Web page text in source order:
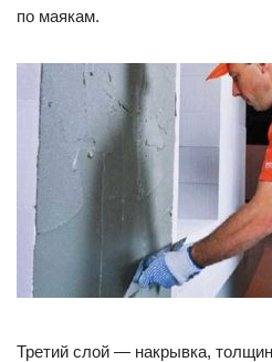
по маякам.
Третий слой — накрывка,